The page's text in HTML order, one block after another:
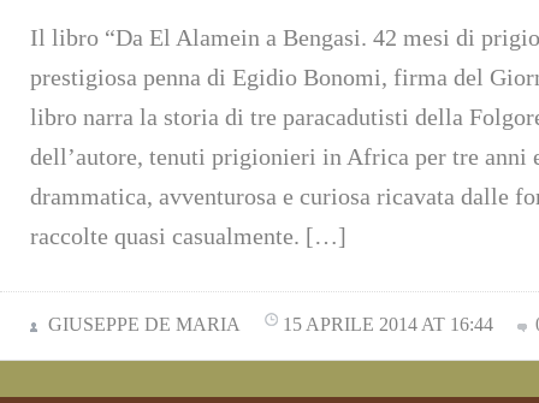
Il libro “Da El Alamein a Bengasi. 42 mesi di
prestigiosa penna di Egidio Bonomi, firma del
libro narra la storia di tre paracadutisti della
dell’autore, tenuti prigionieri in Africa per tre anni
drammatica, avventurosa e curiosa ricavata dalle
raccolte quasi casualmente. […]
GIUSEPPE DE MARIA 15 APRILE 2014 AT 16:44